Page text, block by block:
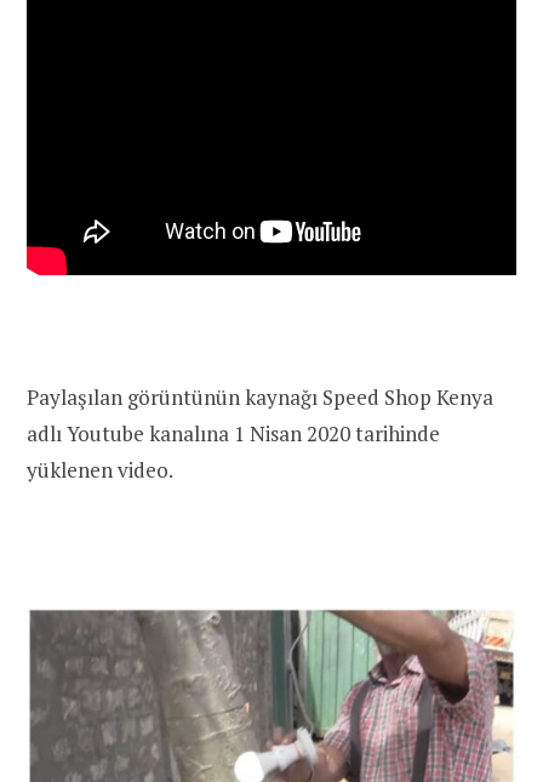
Paylaşılan görüntünün kaynağı Speed Shop Kenya
adlı Youtube kanalına 1 Nisan 2020 tarihinde
yüklenen video.